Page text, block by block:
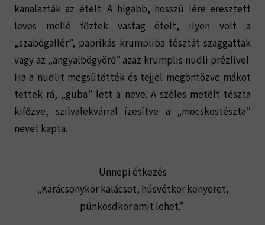
kanalazták az ételt. A hígabb, hosszú lére eresztett
leves mellé főztek vastag ételt, ilyen volt a
„szabógallér”, paprikás krumpliba tésztát szaggattak
vagy az „angyalbögyörő” azaz krumplis nudli prézlivel.
Ha a nudlit megsütötték és tejjel megöntözve mákot
tettek rá, „guba” lett a neve. A széles metélt tészta
kifőzve, szilvalekvárral ízesítve a „mocskostészta”
nevet kapta.
Ünnepi étkezés
„Karácsonykor kalácsot, húsvétkor kenyeret,
pünkösdkor amit lehet.”